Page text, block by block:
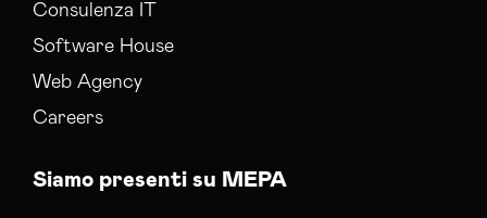
Consulenza IT
Software House
Web Agency
Careers
Siamo presenti su MEPA